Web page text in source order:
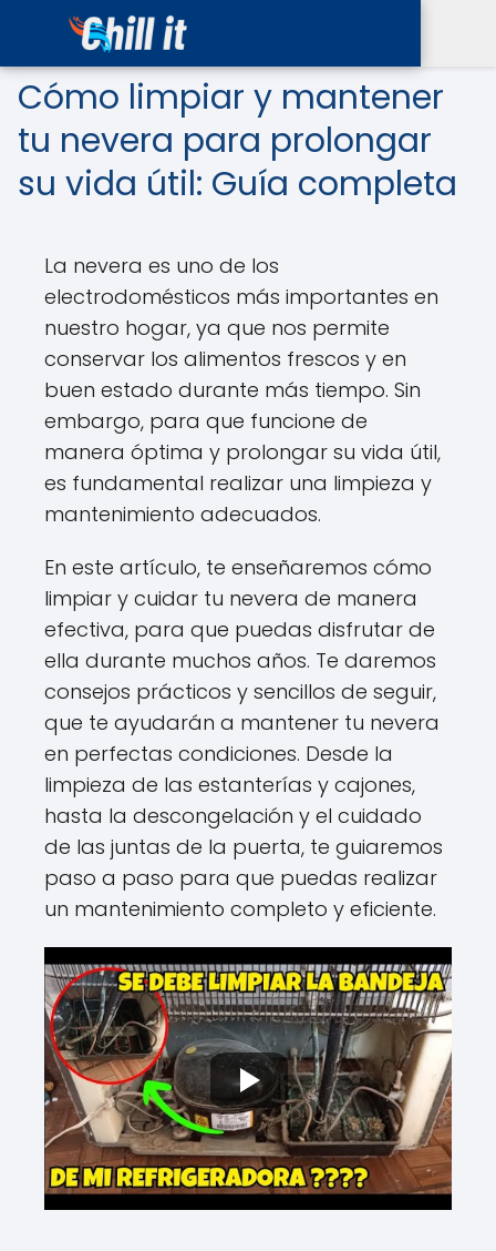
Cómo limpiar y mantener
tu nevera para prolongar
su vida útil: Guía completa
La nevera es uno de los
electrodomésticos más importantes en
nuestro hogar, ya que nos permite
conservar los alimentos frescos y en
buen estado durante más tiempo. Sin
embargo, para que funcione de
manera óptima y prolongar su vida útil,
es fundamental realizar una limpieza y
mantenimiento adecuados.
En este artículo, te enseñaremos cómo
limpiar y cuidar tu nevera de manera
efectiva, para que puedas disfrutar de
ella durante muchos años. Te daremos
consejos prácticos y sencillos de seguir,
que te ayudarán a mantener tu nevera
en perfectas condiciones. Desde la
limpieza de las estanterías y cajones,
hasta la descongelación y el cuidado
de las juntas de la puerta, te guiaremos
paso a paso para que puedas realizar
un mantenimiento completo y eficiente.